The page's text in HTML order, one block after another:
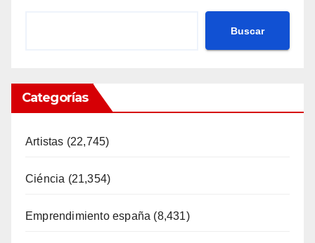
Buscar
Categorías
Artistas (22,745)
Ciéncia (21,354)
Emprendimiento españa (8,431)